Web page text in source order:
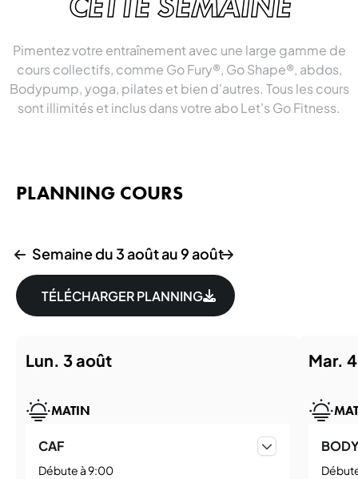
Pimentez votre entraînement avec une large gamme de
cours collectifs, comme Go Fury®, Go Shape®, abdos,
Bodypump, yoga, pilates et bien d'autres. Tous les cours
sont illimités et inclus dans votre abo Let's Go Fitness.
PLANNING COURS
Semaine du 3 août au 9 août
TÉLÉCHARGER PLANNING
lun. 3 août
MATIN
CAF
Débute à 9:00
mar.